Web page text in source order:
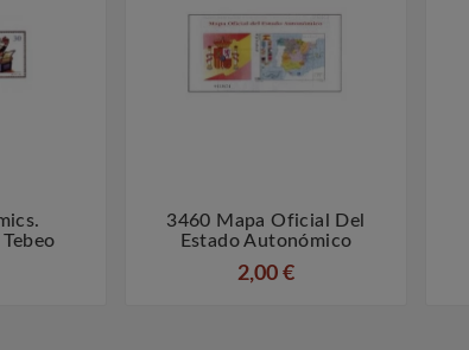
 
3460 Mapa Oficial Del
Estado Autonómico
2,00 €